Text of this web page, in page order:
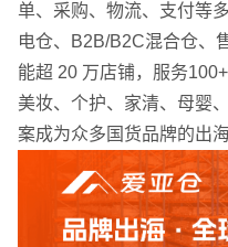
单、采购、物流、支付等
电仓、B2B/B2C混合仓、
能超 20 万店铺，服务
美妆、个护、家清、母婴
案成为众多国货品牌的出